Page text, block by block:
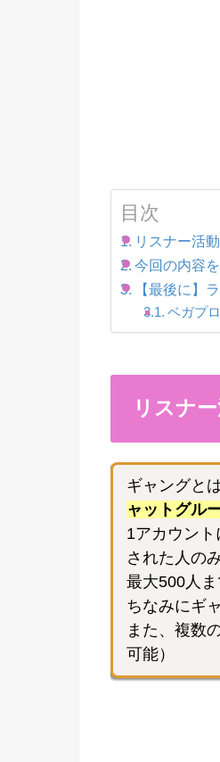
目次
リスナー活
今回の内容
【最後に】
ベガプ
リスナ
ギャングと
ャットグル
1アカウン
された人の
最大500人ま
ちなみにギ
また、複数
可能）